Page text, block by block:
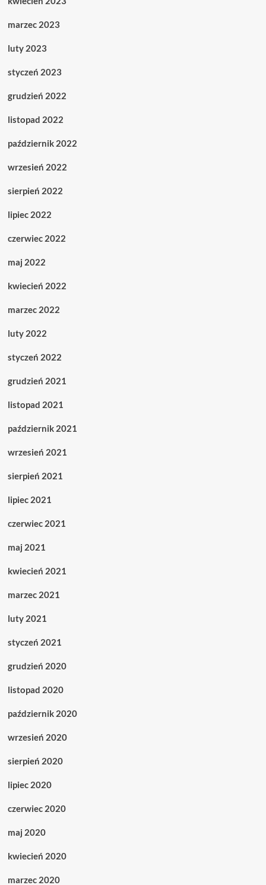
marzec 2023
luty 2023
styczeń 2023
grudzień 2022
listopad 2022
październik 2022
wrzesień 2022
sierpień 2022
lipiec 2022
czerwiec 2022
maj 2022
kwiecień 2022
marzec 2022
luty 2022
styczeń 2022
grudzień 2021
listopad 2021
październik 2021
wrzesień 2021
sierpień 2021
lipiec 2021
czerwiec 2021
maj 2021
kwiecień 2021
marzec 2021
luty 2021
styczeń 2021
grudzień 2020
listopad 2020
październik 2020
wrzesień 2020
sierpień 2020
lipiec 2020
czerwiec 2020
maj 2020
kwiecień 2020
marzec 2020